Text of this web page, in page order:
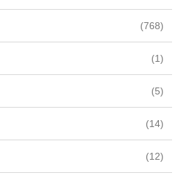
(768)
(1)
(5)
(14)
(12)